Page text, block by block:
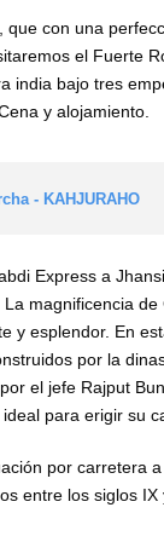
que con una
el Fuerte
india bajo tres
y alojamiento.
- KAHJURAHO
Express a
magnificencia
y esplendor. En
por la
el jefe Rajput
para erigir su
por carretera
entre los siglos